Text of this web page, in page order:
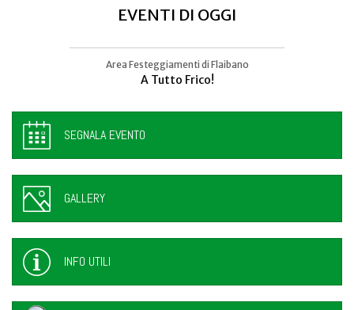
EVENTI DI OGGI
Area Festeggiamenti di Flaibano
A Tutto Frico!
Talmassons
FestInPiazza
SEGNALA EVENTO
GALLERY
INFO UTILI